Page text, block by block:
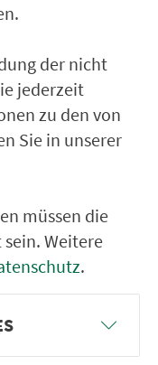
der nicht
jederzeit
zu den von
Sie in unserer
müssen die
Weitere
.